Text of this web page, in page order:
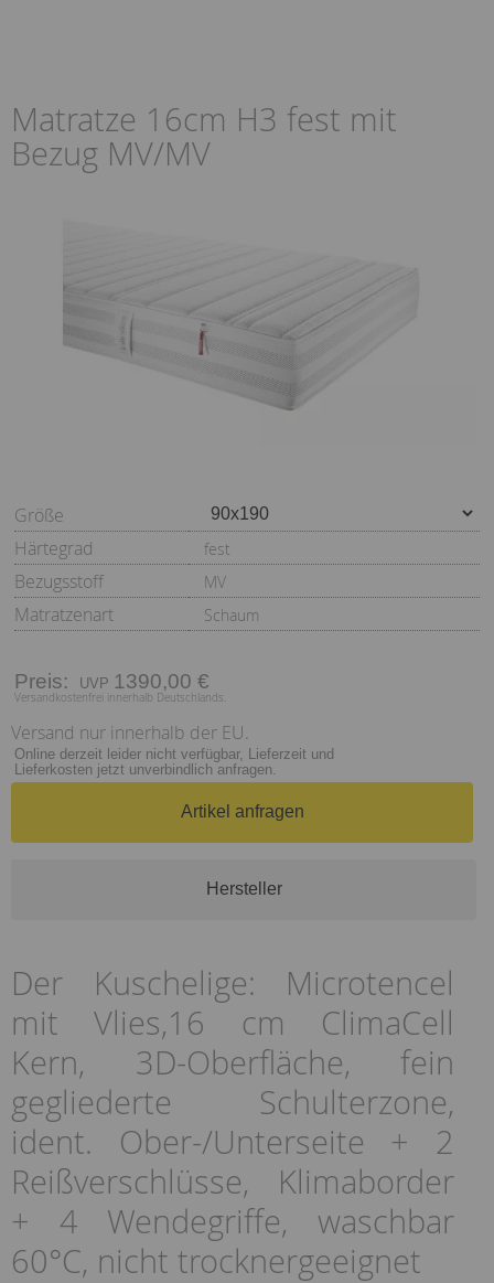
Matratze 16cm H3 fest mit
Bezug MV/MV
Größe
Härtegrad
fest
Bezugsstoff MV
Matratzenart Schaum
Preis: 1390,00 €
Versandkostenfrei innerhalb Deutschlands.
Versand nur innerhalb der EU.
Online derzeit leider nicht verfügbar, Lieferzeit und
Lieferkosten jetzt unverbindlich anfragen.
Artikel anfragen
Hersteller
Der Kuschelige: Microtencel
mit Vlies,16 cm ClimaCell
Kern, 3D-Oberfläche, fein
gegliederte Schulterzone,
ident. Ober-/Unterseite + 2
Reißverschlüsse, Klimaborder
+ 4 Wendegriffe, waschbar
60°C, nicht trocknergeeignet